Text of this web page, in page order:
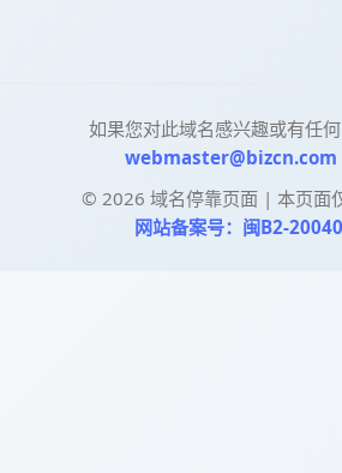
如果您对此域名感兴趣或有任
webmaster@bizcn.com
© 2026 域名停靠页面 | 本页面
网站备案号：闽B2-